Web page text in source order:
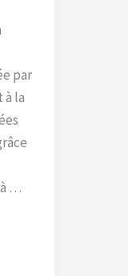
par
à la
…